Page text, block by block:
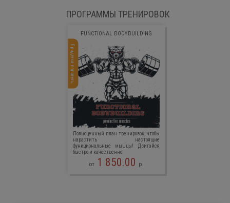
ПРОГРАММЫ ТРЕНИРОВОК
FUNCTIONAL BODYBUILDING
Придется попотеть
Полноценный план тренировок, чтобы
нарастить настоящие
функциональные мышцы! Двигайся
быстро и качественно!
от 1 850.00 р.